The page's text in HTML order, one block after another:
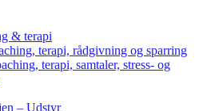
& terapi
terapi, rådgivning og sparring
terapi, samtaler, stress- og
– Udstyr